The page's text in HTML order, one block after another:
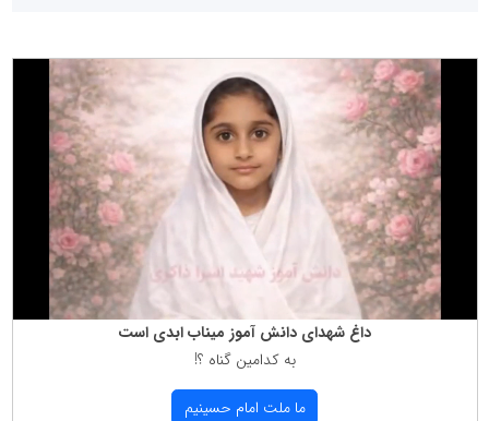
داغ شهدای دانش آموز میناب ابدی است
به كدامین گناه ؟!
ما ملت امام حسینیم